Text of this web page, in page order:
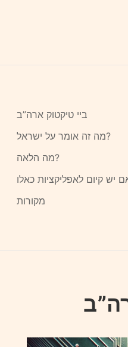
ביי טיקטוק ארה”ב
מה זה אומר על ישראל?
מה הלאה?
מקורות